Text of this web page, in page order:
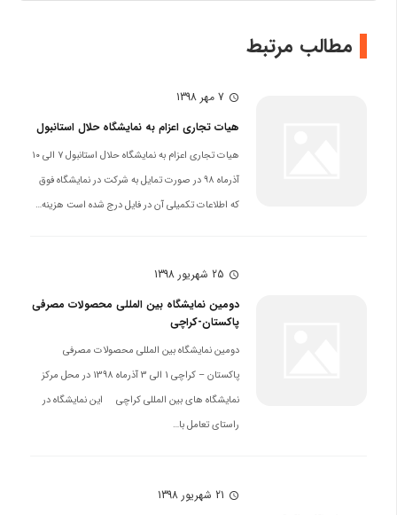
مطالب مرتبط
schedule 7 مهر 1398
هیات تجاری اعزام به نمایشگاه حلال استانبول
هیات تجاری اعزام به نمایشگاه حلال استانبول ۷ الی ۱۰
آذرماه ۹۸ در صورت تمایل به شرکت در نمایشگاه فوق
که اطلاعات تکمیلی آن در فایل درج شده است هزینه…
schedule 25 شهریور 1398
دومین نمایشگاه بین المللی محصولات مصرفی
پاکستان-کراچی
دومین نمایشگاه بین المللی محصولات مصرفی
پاکستان – کراچی 1 الی 3 آذرماه 1398 در محل مرکز
نمایشگاه های بین المللی کراچی این نمایشگاه در
راستای تعامل با…
schedule 21 شهریور 1398